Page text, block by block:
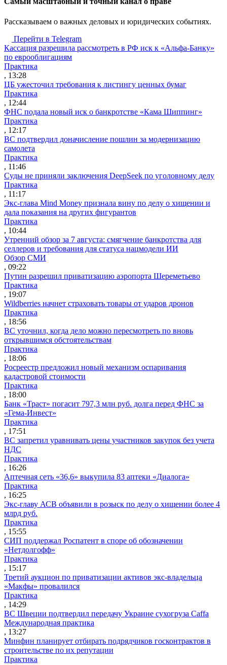
Рассказываем о важных деловых и юридических событиях.
Перейти в Telegram
Кассация разрешила рассмотреть в РФ иск к «Альфа-Банку»
по еврооблигациям
Практика
, 13:28
ЦБ ужесточил требования к листингу ценных бумаг
Практика
, 12:44
ФНС подала новый иск о банкротстве «Кама Шиппинг»
Практика
, 12:17
ВС подтвердил доначисление пошлин за модернизацию
самолета
Практика
, 11:46
Суды не приняли заключения DeepSeek по уголовному делу
Практика
, 11:17
Экс-глава Mind Money признала вину по делу о хищении и
дала показания на других фигурантов
Практика
, 10:44
Утренний обзор за 7 августа: смягчение банкротства для
селлеров и требования для статуса нацмодели ИИ
Обзор СМИ
, 09:22
Путин разрешил приватизацию аэропорта Шереметьево
Практика
, 19:07
Wildberries начнет страховать товары от ударов дронов
Практика
, 18:56
ВС уточнил, когда дело можно пересмотреть по вновь
открывшимся обстоятельствам
Практика
, 18:06
Росреестр предложил новый механизм оспаривания
кадастровой стоимости
Практика
, 18:00
Банк «Траст» погасит 797,3 млн руб. долга перед ФНС за
«Гема-Инвест»
Практика
, 17:51
ВС запретил уравнивать цены участников закупок без учета
НДС
Практика
, 16:26
Аптечная сеть «36,6» выкупила 83 аптеки «Диалога»
Практика
, 16:25
Экс-главу АСВ объявили в розыск по делу о хищении более 4
млрд руб.
Практика
, 15:55
СИП поддержал Роспатент в споре об обозначении
«Нетдолгофф»
Практика
, 15:17
Третий аукцион по приватизации активов экс-владельца
«Макфы» провалился
Практика
, 14:29
ВС Швеции подтвердил передачу Украине сухогруза Caffa
Международная практика
, 13:27
Минфин планирует отбирать подрядчиков госконтрактов в
строительстве по их репутации
Практика